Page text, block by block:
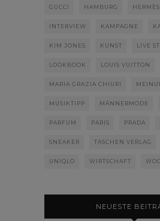
GUCCI HAMBURG HERMÈS
INTERVIEW KAMPAGNE
KIM JONES KUNST LIVE
LOOKBOOK LOUIS VUITTON
MARIA GRAZIA CHIURI
MUSIKTIPP MÄNNERMODE
PARFUM PARIS PRADA
SNEAKER TASCHEN VERLAG
UNIQLO WIRTSCHAFT
NEUESTE